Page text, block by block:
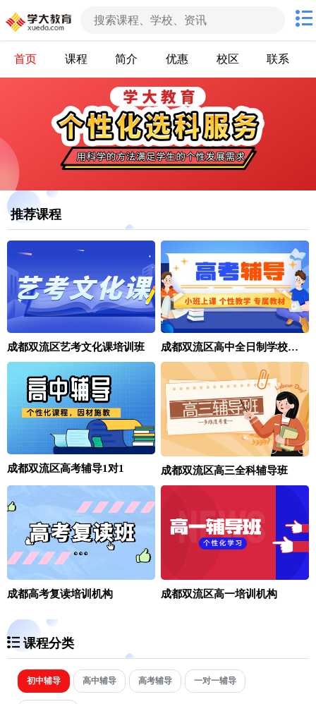
首页 课程 简介 优惠 校区 联系
推荐课程
成都双流区艺考文化课培训班 成都双流区高中全日制学校有哪些
成都双流区高考辅导1对1 成都双流区高三全科辅导班
成都高考复读培训机构 成都双流区高一培训机构
课程分类
初中辅导 高中辅导 高考辅导 一对一辅导